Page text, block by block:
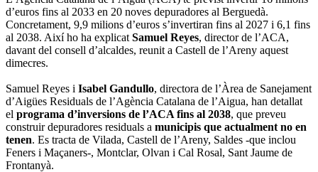
d’euros fins al 2033 en 20 noves depuradores al Berguedà.
Concretament, 9,9 milions d’euros s’invertiran fins al 2027 i 6,1 fins
al 2038. Així ho ha explicat Samuel Reyes, director de l’ACA,
davant del consell d’alcaldes, reunit a Castell de l’Areny aquest
dimecres.
Samuel Reyes i Isabel Gandullo, directora de l’Àrea de Sanejament
d’Aigües Residuals de l’Agència Catalana de l’Aigua, han detallat
el programa d’inversions de l’ACA fins al 2038, que preveu
construir depuradores residuals a municipis que actualment no en
tenen. Es tracta de Vilada, Castell de l’Areny, Saldes -que inclou
Feners i Maçaners-, Montclar, Olvan i Cal Rosal, Sant Jaume de
Frontanyà.